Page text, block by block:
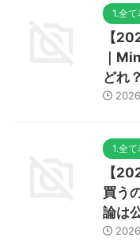
1.全
【
｜
どれ？
1.全
【
買う
論は